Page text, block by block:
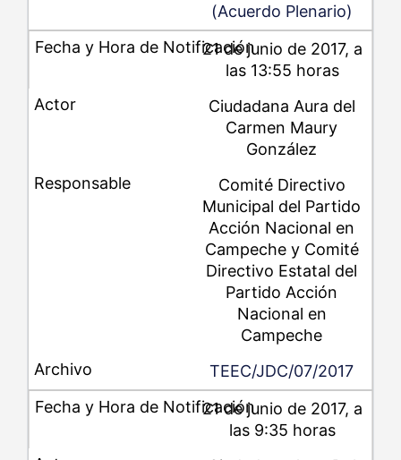
(Acuerdo Plenario)
21 de junio de 2017, a
las 13:55 horas
Ciudadana Aura del
Carmen Maury
González
Comité Directivo
Municipal del Partido
Acción Nacional en
Campeche y Comité
Directivo Estatal del
Partido Acción
Nacional en
Campeche
TEEC/JDC/07/2017
21 de junio de 2017, a
las 9:35 horas